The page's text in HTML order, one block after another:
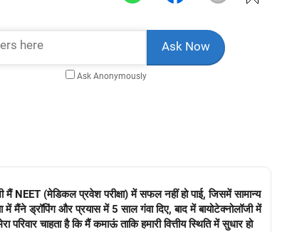
Ask Anonymously
NEET (मेडिकल प्रवेश परीक्षा) में सफल नहीं हो पाई, जिसमें सामान्य
मैंने ड्रॉपिंग और प्रयास में 5 साल गंवा दिए, बाद में बायोटेक्नोलॉजी में
चाहता है कि मैं कमाऊं ताकि हमारी वित्तीय स्थिति में सुधार हो